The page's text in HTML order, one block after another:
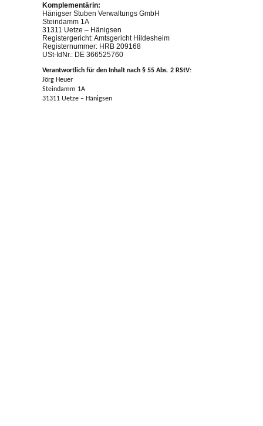
Komplementärin:
Hänigser Stuben Verwaltungs GmbH
Steindamm 1A
31311 Uetze – Hänigsen
Registergericht: Amtsgericht Hildesheim
Registernummer: HRB 209168
USt-IdNr.: DE 366525760
Verantwortlich für den Inhalt nach § 55 Abs. 2 RStV:
Jörg Heuer
Steindamm 1A
31311 Uetze – Hänigsen